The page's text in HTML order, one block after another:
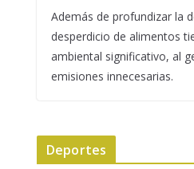
Además de profundizar la
desperdicio de alimentos
ambiental significativo, al
emisiones innecesarias.
Deportes